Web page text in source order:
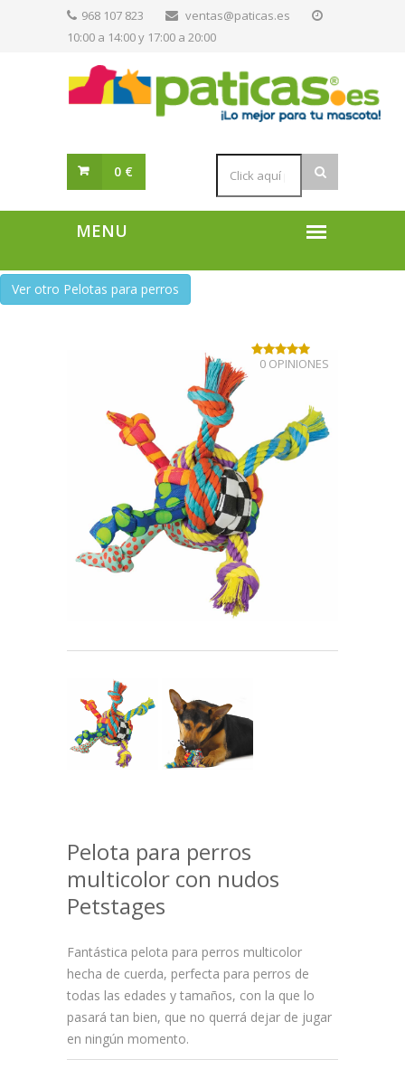
968 107 823
ventas@paticas.es
10:00 a 14:00 y 17:00 a 20:00
0 €
Ver otro Pelotas para perros
Pelota para perros
multicolor con nudos
Petstages
0 OPINIONES
Fantástica pelota para perros multicolor
hecha de cuerda, perfecta para perros de
todas las edades y tamaños, con la que lo
pasará tan bien, que no querrá dejar de jugar
en ningún momento.